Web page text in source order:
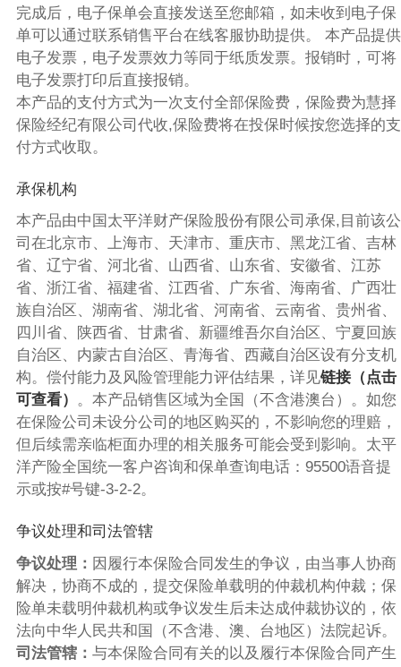
完成后，电子保单会直接发送至您邮箱，如未收到电子保
单可以通过联系销售平台在线客服协助提供。 本产品提供
电子发票，电子发票效力等同于纸质发票。报销时，可将
电子发票打印后直接报销。
本产品的支付方式为一次支付全部保险费，保险费为慧择
保险经纪有限公司代收,保险费将在投保时候按您选择的支
付方式收取。
承保机构
本产品由中国太平洋财产保险股份有限公司承保,目前该公
司在北京市、上海市、天津市、重庆市、黑龙江省、吉林
省、辽宁省、河北省、山西省、山东省、安徽省、江苏
省、浙江省、福建省、江西省、广东省、海南省、广西壮
族自治区、湖南省、湖北省、河南省、云南省、贵州省、
四川省、陕西省、甘肃省、新疆维吾尔自治区、宁夏回族
自治区、内蒙古自治区、青海省、西藏自治区设有分支机
构。偿付能力及风险管理能力评估结果，详见链接（点击
可查看） 。本产品销售区域为全国（不含港澳台）。如您
在保险公司未设分公司的地区购买的，不影响您的理赔，
但后续需亲临柜面办理的相关服务可能会受到影响。太平
洋产险全国统一客户咨询和保单查询电话：95500语音提
示或按#号键-3-2-2。
争议处理和司法管辖
争议处理： 因履行本保险合同发生的争议，由当事人协商
解决，协商不成的，提交保险单载明的仲裁机构仲裁；保
险单未载明仲裁机构或争议发生后未达成仲裁协议的，依
法向中华人民共和国（不含港、澳、台地区）法院起诉。
司法管辖： 与本保险合同有关的以及履行本保险合同产生